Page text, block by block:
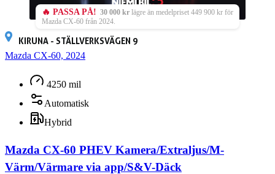
🔥 PASSA PÅ! 30 000 kr lägre än medelpriset 449 900 kr för
Mazda CX-60 från 2024.
KIRUNA - STÄLLVERKSVÄGEN 9
Mazda CX-60, 2024
4250 mil
Automatisk
Hybrid
Mazda CX-60 PHEV Kamera/Extraljus/M-
Värm/Värmare via app/S&V-Däck